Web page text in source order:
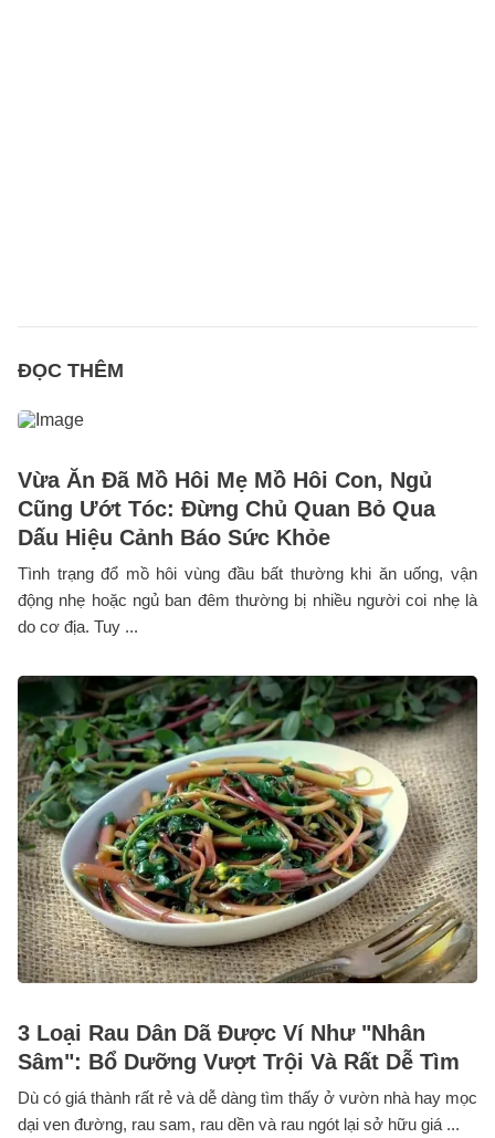
ĐỌC THÊM
Vừa Ăn Đã Mồ Hôi Mẹ Mồ Hôi Con, Ngủ
Cũng Ướt Tóc: Đừng Chủ Quan Bỏ Qua
Dấu Hiệu Cảnh Báo Sức Khỏe
Tình trạng đổ mồ hôi vùng đầu bất thường khi ăn uống, vận
động nhẹ hoặc ngủ ban đêm thường bị nhiều người coi nhẹ là
do cơ địa. Tuy ...
3 Loại Rau Dân Dã Được Ví Như "Nhân
Sâm": Bổ Dưỡng Vượt Trội Và Rất Dễ Tìm
Dù có giá thành rất rẻ và dễ dàng tìm thấy ở vườn nhà hay mọc
dại ven đường, rau sam, rau dền và rau ngót lại sở hữu giá ...